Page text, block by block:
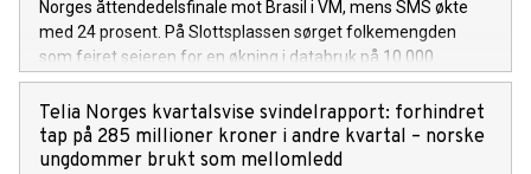
Norges åttendedelsfinale mot Brasil i VM, mens SMS økte
med 24 prosent. På Slottsplassen sørget folkemengden
som feiret seieren for en økning i databruk på 10 000
prosent.
Telia Norges kvartalsvise svindelrapport: forhindret
tap på 285 millioner kroner i andre kvartal – norske
ungdommer brukt som mellomledd